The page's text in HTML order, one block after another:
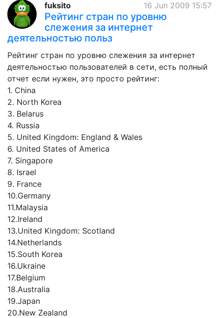
16 Jun 2009 15:57
fuksito
Рейтинг стран по уровню
слежения за интернет
деятельностью польз
Рейтинг стран по уровню слежения за интернет
деятельностью пользователей в сети, есть полный
отчет если нужен, это просто рейтинг:
1. China
2. North Korea
3. Belarus
4. Russia
5. United Kingdom: England & Wales
6. United States of America
7. Singapore
8. Israel
9. France
10.Germany
11.Malaysia
12.Ireland
13.United Kingdom: Scotland
14.Netherlands
15.South Korea
16.Ukraine
17.Belgium
18.Australia
19.Japan
20.New Zealand